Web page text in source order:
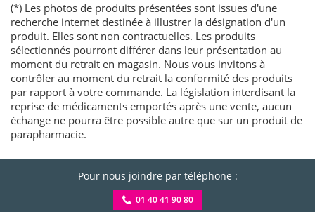
(*) Les photos de produits présentées sont issues d'une
recherche internet destinée à illustrer la désignation d'un
produit. Elles sont non contractuelles. Les produits
sélectionnés pourront différer dans leur présentation au
moment du retrait en magasin. Nous vous invitons à
contrôler au moment du retrait la conformité des produits
par rapport à votre commande. La législation interdisant la
reprise de médicaments emportés après une vente, aucun
échange ne pourra être possible autre que sur un produit de
parapharmacie.
Pour nous joindre par téléphone :
01 40 41 90 80